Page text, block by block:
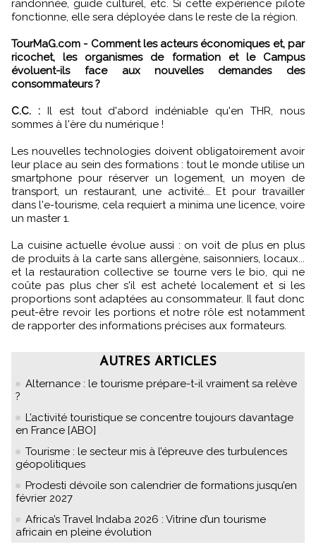
randonnée, guide culturel, etc. Si cette expérience pilote
fonctionne, elle sera déployée dans le reste de la région.
TourMaG.com - Comment les acteurs économiques et, par
ricochet, les organismes de formation et le Campus
évoluent-ils face aux nouvelles demandes des
consommateurs ?
C.C. :Il est tout d'abord indéniable qu'en THR, nous
sommes à l'ère du numérique !
Les nouvelles technologies doivent obligatoirement avoir
leur place au sein des formations : tout le monde utilise un
smartphone pour réserver un logement, un moyen de
transport, un restaurant, une activité... Et pour travailler
dans l'e-tourisme, cela requiert a minima une licence, voire
un master 1.
La cuisine actuelle évolue aussi : on voit de plus en plus
de produits à la carte sans allergène, saisonniers, locaux...
et la restauration collective se tourne vers le bio, qui ne
coûte pas plus cher s'il est acheté localement et si les
proportions sont adaptées au consommateur. Il faut donc
peut-être revoir les portions et notre rôle est notamment
de rapporter des informations précises aux formateurs.
AUTRES ARTICLES
Alternance : le tourisme prépare-t-il vraiment sa relève
?
L’activité touristique se concentre toujours davantage
en France [ABO]
Tourisme : le secteur mis à l’épreuve des turbulences
géopolitiques
Prodesti dévoile son calendrier de formations jusqu’en
février 2027
Africa’s Travel Indaba 2026 : Vitrine d’un tourisme
africain en pleine évolution